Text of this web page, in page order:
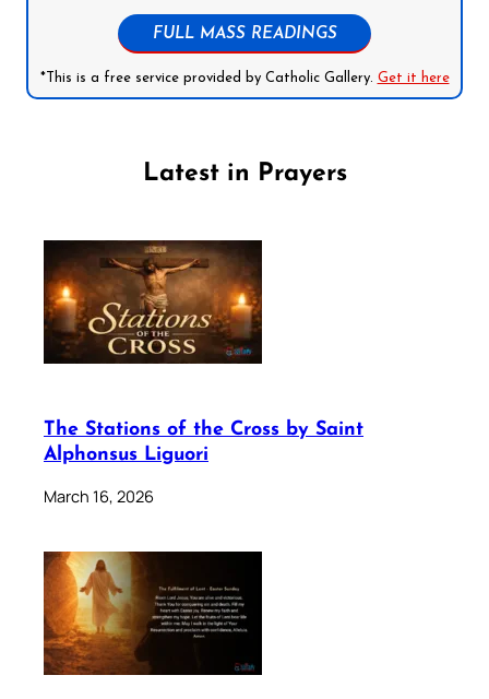
FULL MASS READINGS
*This is a free service provided by Catholic Gallery. Get it here
Latest in Prayers
The Stations of the Cross by Saint
Alphonsus Liguori
March 16, 2026